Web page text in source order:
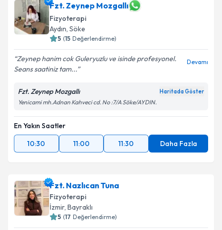
E-posta Adresiniz
Kişisel verilerimin işlenmesine ilişkinAydınlatma
Metni'ni okudum ve kişisel verilerimin belirtilen
Fzt. Zeynep Mozgallı
Fizyoterapi
Aydın, Söke
5 (15 Değerlendirme)
Zeynep hanim cok Guleryuzlu ve isinde profesyonel.
Seans saatiniz tam...
Devamı
Fzt. Zeynep Mozgallı Haritada Göster
Yenicami mh.Adnan Kahveci cd. No :7/A Söke/AYDIN.
En Yakın Saatler
10:30
11:00 11:30 Daha Fazla
Fzt. Nazlıcan Tuna
Fizyoterapi
İzmir, Bayraklı
5 (17 Değerlendirme)